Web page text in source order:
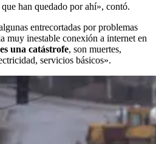
han quedado por ahí», contó.
entrecortadas por problemas
muy inestable conexión a internet en
una catástrofe, son muertes,
servicios básicos».